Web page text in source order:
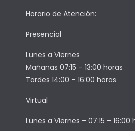
Horario de Atención:
Presencial
Lunes a Viernes
Mañanas 07:15 – 13:00 horas
Tardes 14:00 – 16:00 horas
Virtual
Lunes a Viernes – 07:15 – 16:00